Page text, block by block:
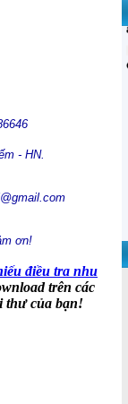
- HN.
ơn!
điều tra nhu
trên các
thư của bạn!